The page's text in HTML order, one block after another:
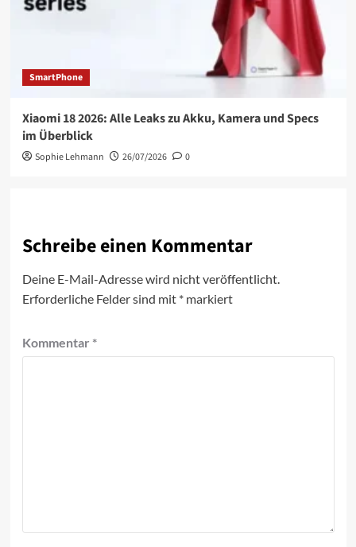
SmartPhone
Xiaomi 18 2026: Alle Leaks zu Akku, Kamera und Specs
im Überblick
Sophie Lehmann 26/07/2026 0
Schreibe einen Kommentar
Deine E-Mail-Adresse wird nicht veröffentlicht.
Erforderliche Felder sind mit *markiert
Kommentar *